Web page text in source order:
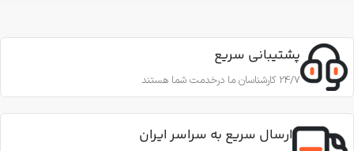
پشتیبانی سریع
24/7 کارشناسان ما درخدمت شما هستند
ارسال سریع به سراسر ایران